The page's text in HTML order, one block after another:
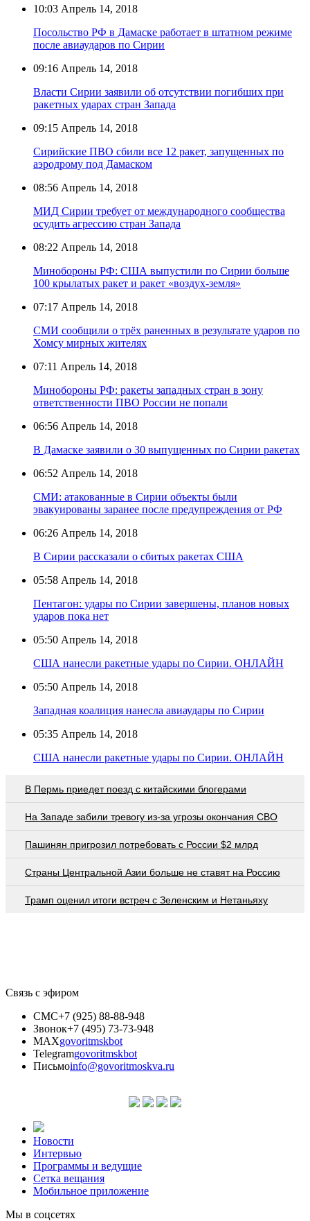
10:03 Апрель 14, 2018
Посольство РФ в Дамаске работает в штатном режиме
после авиаударов по Сирии
09:16 Апрель 14, 2018
Власти Сирии заявили об отсутствии погибших при
ракетных ударах стран Запада
09:15 Апрель 14, 2018
Сирийские ПВО сбили все 12 ракет, запущенных по
аэродрому под Дамаском
08:56 Апрель 14, 2018
МИД Сирии требует от международного сообщества
осудить агрессию стран Запада
08:22 Апрель 14, 2018
Минобороны РФ: США выпустили по Сирии больше
100 крылатых ракет и ракет «воздух-земля»
07:17 Апрель 14, 2018
СМИ сообщили о трёх раненных в результате ударов по
Хомсу мирных жителях
07:11 Апрель 14, 2018
Минобороны РФ: ракеты западных стран в зону
ответственности ПВО России не попали
06:56 Апрель 14, 2018
В Дамаске заявили о 30 выпущенных по Сирии ракетах
06:52 Апрель 14, 2018
СМИ: атакованные в Сирии объекты были
эвакуированы заранее после предупреждения от РФ
06:26 Апрель 14, 2018
В Сирии рассказали о сбитых ракетах США
05:58 Апрель 14, 2018
Пентагон: удары по Сирии завершены, планов новых
ударов пока нет
05:50 Апрель 14, 2018
США нанесли ракетные удары по Сирии. ОНЛАЙН
05:50 Апрель 14, 2018
Западная коалиция нанесла авиаудары по Сирии
05:35 Апрель 14, 2018
США нанесли ракетные удары по Сирии. ОНЛАЙН
В Пермь приедет поезд с китайскими блогерами
На Западе забили тревогу из-за угрозы окончания СВО
Пашинян пригрозил потребовать c России $2 млрд
Страны Центральной Азии больше не ставят на Россию
Трамп оценил итоги встреч с Зеленским и Нетаньяху
Связь с эфиром
СМС+7 (925) 88-88-948
Звонок+7 (495) 73-73-948
MAXgovoritmskbot
Telegramgovoritmskbot
Письмоinfo@govoritmoskva.ru
Новости
Интервью
Программы и ведущие
Сетка вещания
Мобильное приложение
Мы в соцсетях